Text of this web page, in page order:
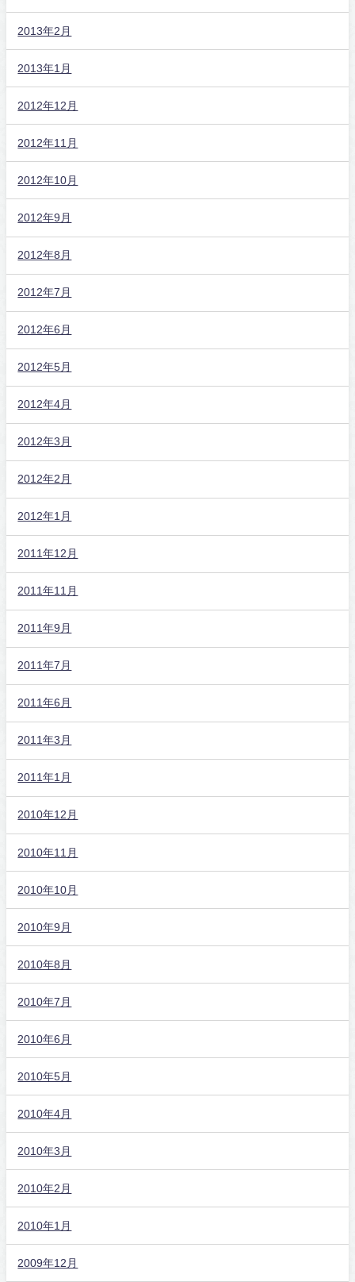
2013年2月
2013年1月
2012年12月
2012年11月
2012年10月
2012年9月
2012年8月
2012年7月
2012年6月
2012年5月
2012年4月
2012年3月
2012年2月
2012年1月
2011年12月
2011年11月
2011年9月
2011年7月
2011年6月
2011年3月
2011年1月
2010年12月
2010年11月
2010年10月
2010年9月
2010年8月
2010年7月
2010年6月
2010年5月
2010年4月
2010年3月
2010年2月
2010年1月
2009年12月